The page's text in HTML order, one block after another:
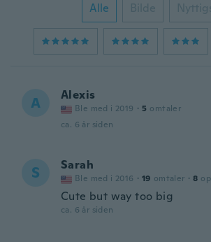
Alle Bilde
A Alexis
Ble med i 2019 · 5 omtaler
ca. 6 år siden
S Sarah
Ble med i 2016 · 19 omtaler · 8
Cute but way too big
ca. 6 år siden